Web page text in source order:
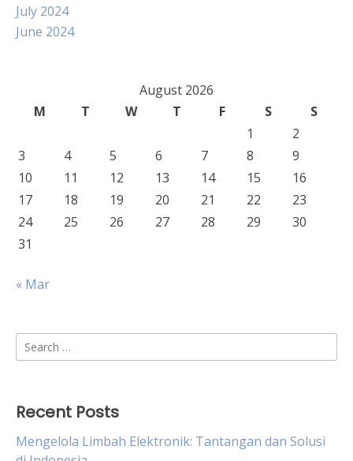
July 2024
June 2024
August 2026
M
T W T F S
S
1
2
3
4 5 6 7 8
9
10
11 12 13 14 15
16
17
18 19 20 21 22
23
24
25 26 27 28 29
30
31
« Mar
Search
for:
Recent Posts
Mengelola Limbah Elektronik: Tantangan dan Solusi